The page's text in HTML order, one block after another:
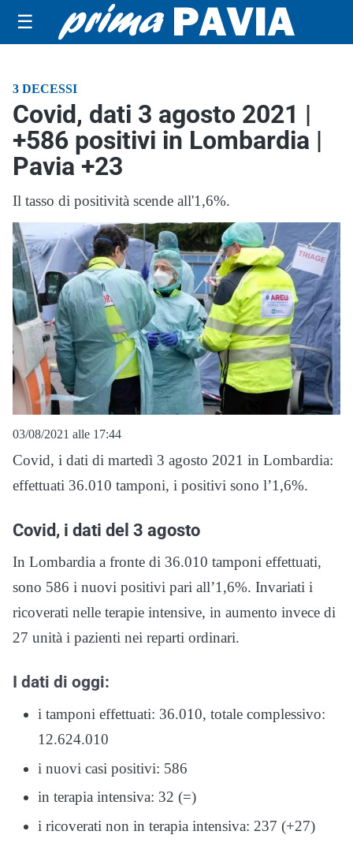
☰
3 DECESSI
Covid, dati 3 agosto 2021 |
+586 positivi in Lombardia |
Pavia +23
Il tasso di positività scende all'1,6%.
03/08/2021 alle 17:44
Covid, i dati di martedì 3 agosto 2021 in Lombardia:
effettuati 36.010 tamponi, i positivi sono l’1,6%.
Covid, i dati del 3 agosto
In Lombardia a fronte di 36.010 tamponi effettuati,
sono 586 i nuovi positivi pari all’1,6%. Invariati i
ricoverati nelle terapie intensive, in aumento invece di
27 unità i pazienti nei reparti ordinari.
I dati di oggi:
i tamponi effettuati: 36.010, totale complessivo:
12.624.010
i nuovi casi positivi: 586
in terapia intensiva: 32 (=)
i ricoverati non in terapia intensiva: 237 (+27)